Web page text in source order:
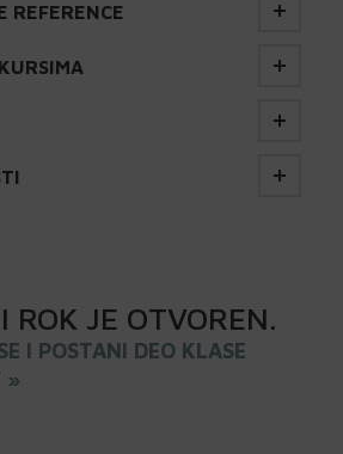
REFERENCE
ROK JE OTVOREN.
I POSTANI DEO KLASE
»